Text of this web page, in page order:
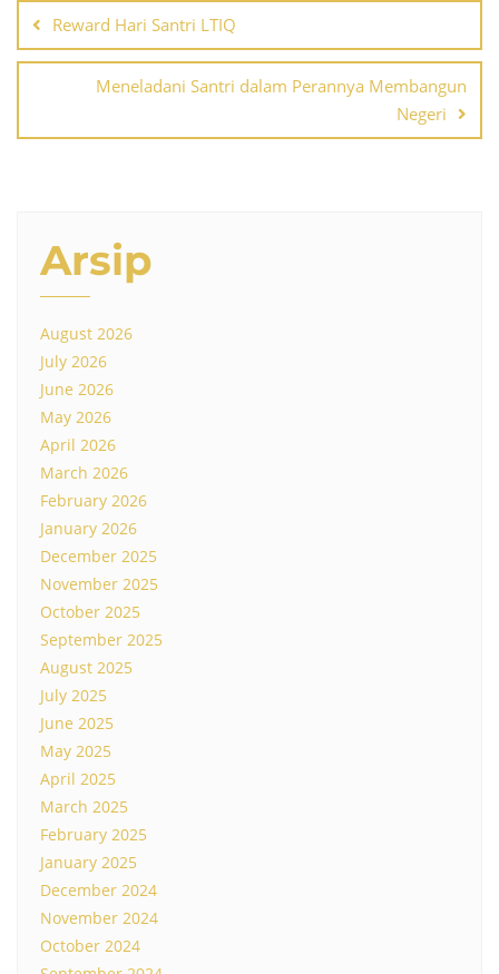
navigation
Reward Hari Santri LTIQ
Meneladani Santri dalam Perannya Membangun
Negeri
Arsip
August 2026
July 2026
June 2026
May 2026
April 2026
March 2026
February 2026
January 2026
December 2025
November 2025
October 2025
September 2025
August 2025
July 2025
June 2025
May 2025
April 2025
March 2025
February 2025
January 2025
December 2024
November 2024
October 2024